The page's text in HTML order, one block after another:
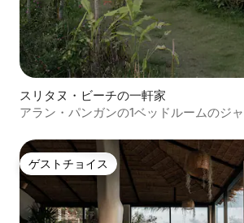
スリタヌ・ビーチの一軒家
アラン・パンガンの1ベッドルームのジ
ゲストチョイス
ゲストチョイス